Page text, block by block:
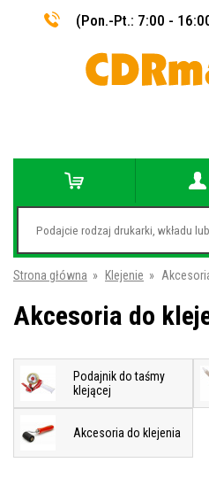
(Pon.-Pt.: 7:00 -
Strona główna » Klejenie »
Akcesoria do
Podajnik do taśmy
klejącej
Akcesoria do klejenia